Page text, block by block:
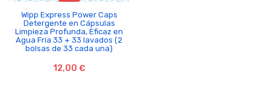
Wipp Express Power Caps
Detergente en Cápsulas
Limpieza Profunda, Eficaz en
Agua Fría 33 + 33 lavados (2
bolsas de 33 cada una)
12,00 €